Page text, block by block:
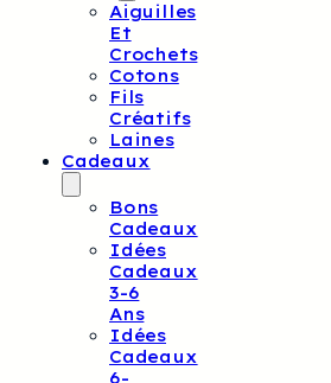
Aiguilles
Et
Crochets
Cotons
Fils
Créatifs
Laines
Cadeaux
Bons
Cadeaux
Idées
Cadeaux
3-6
Ans
Idées
Cadeaux
6-